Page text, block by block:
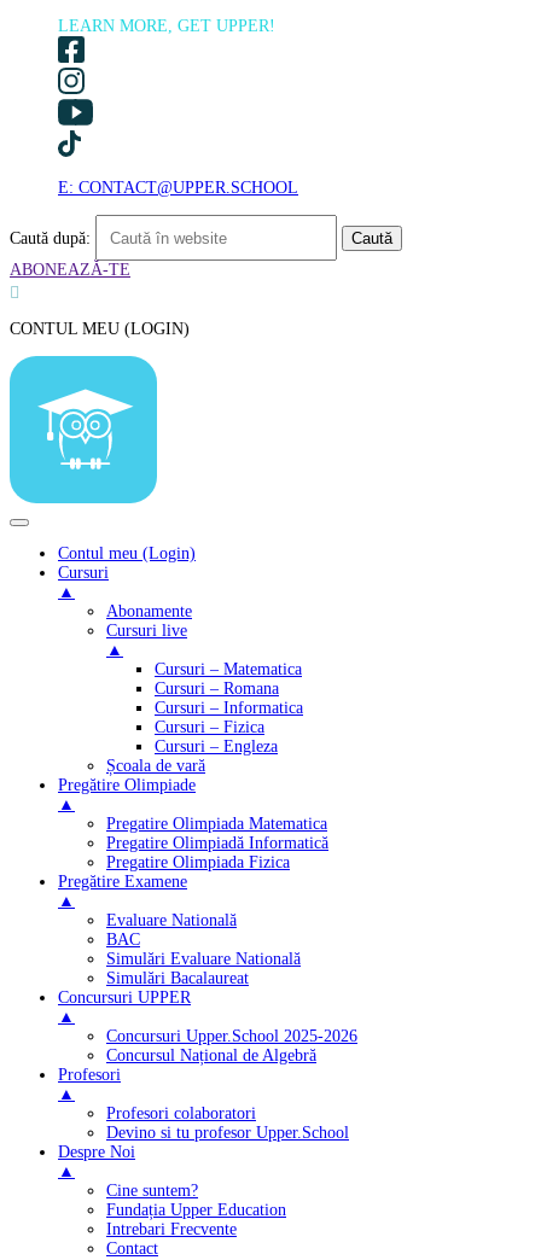
LEARN MORE, GET UPPER!
E: CONTACT@UPPER.SCHOOL
Caută după:
ABONEAZĂ-TE

CONTUL MEU (LOGIN)
Contul meu (Login)
Cursuri
▲
Abonamente
Cursuri live
▲
Cursuri – Matematica
Cursuri – Romana
Cursuri – Informatica
Cursuri – Fizica
Cursuri – Engleza
Școala de vară
Pregătire Olimpiade
▲
Pregatire Olimpiada Matematica
Pregatire Olimpiadă Informatică
Pregatire Olimpiada Fizica
Pregătire Examene
▲
Evaluare Natională
BAC
Simulări Evaluare Natională
Simulări Bacalaureat
Concursuri UPPER
▲
Concursuri Upper.School 2025-2026
Concursul Național de Algebră
Profesori
▲
Profesori colaboratori
Devino si tu profesor Upper.School
Despre Noi
▲
Cine suntem?
Fundația Upper Education
Intrebari Frecvente
Contact